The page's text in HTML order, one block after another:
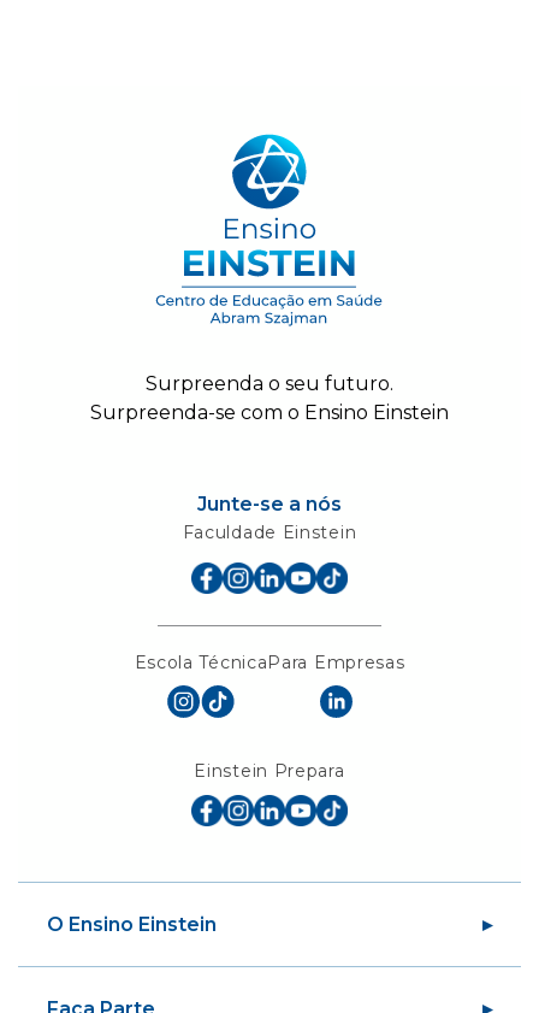
Surpreenda o seu futuro.
Surpreenda-se com o Ensino Einstein
Junte-se a nós
Faculdade Einstein
Escola TécnicaPara Empresas
Einstein Prepara
O Ensino Einstein